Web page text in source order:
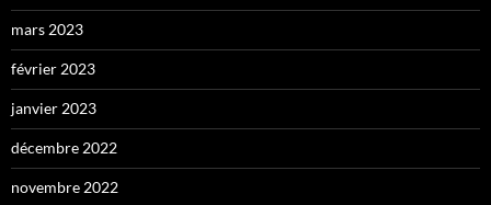
mars 2023
février 2023
janvier 2023
décembre 2022
novembre 2022